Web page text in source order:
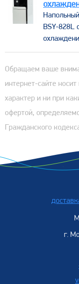
BSY-828L
Обращаем ваше
интернет-сайте
характер и ни при
офертой,
Гражданского
г.